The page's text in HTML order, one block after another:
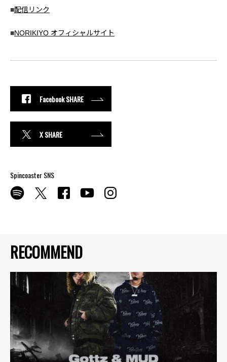
RECOMMEND
■配信リンク
■NORIKIYO オフィシャルサイト
Facebook SHARE
X SHARE
Spincoaster SNS